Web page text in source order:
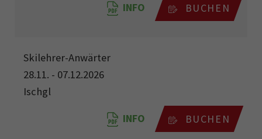
INFO BUCHEN
Skilehrer-Anwärter
28.11. - 07.12.2026
Ischgl
INFO BUCHEN